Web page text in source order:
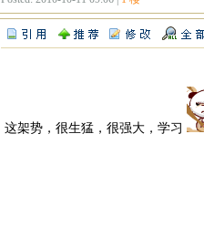
这架势，很生猛，很强大，学习